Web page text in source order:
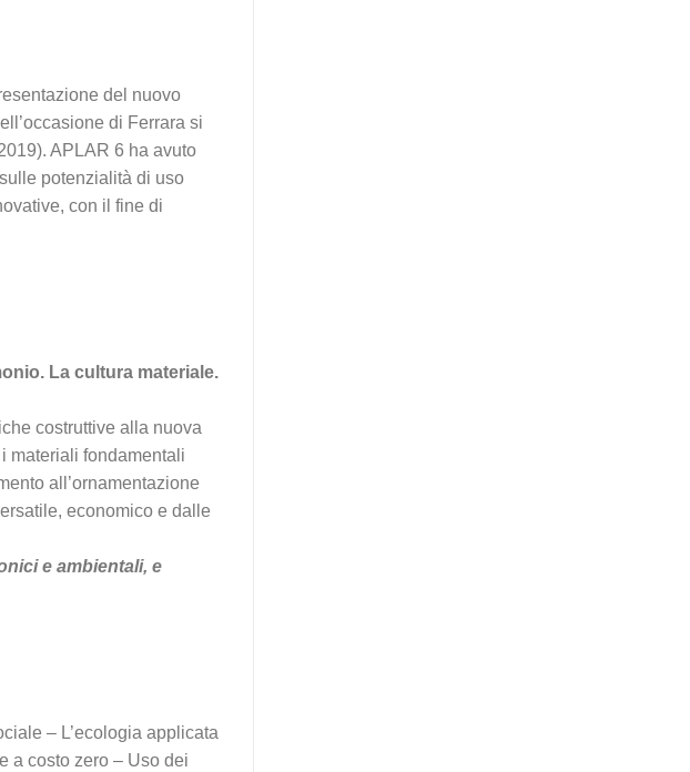
del nuovo
di Ferrara si
APLAR 6 ha avuto
potenzialità di uso
con il fine di
La cultura materiale.
costruttive alla nuova
materiali fondamentali
all’ornamentazione
economico e dalle
e ambientali, e
– L’ecologia applicata
a costo zero – Uso dei